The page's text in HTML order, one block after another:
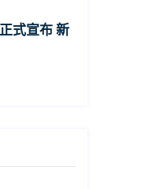
式宣布 新